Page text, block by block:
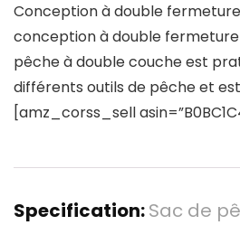
Conception à double
conception à double fermeture
pêche à double couche est
différents outils de pêche et
[amz_corss_sell
Specification:Sac de